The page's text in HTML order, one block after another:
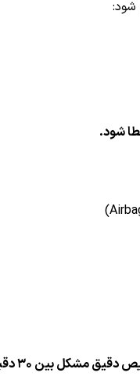
شود.
بین ۳۰ دقیقه تا ۱ ساعت